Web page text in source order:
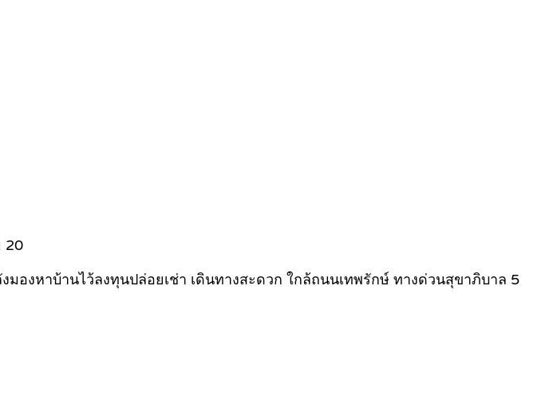
20
องหาบ้านไว้ลงทุนปล่อยเช่า เดินทางสะดวก ใกล้ถนนเทพรักษ์ ทางด่วนสุขาภิบาล 5